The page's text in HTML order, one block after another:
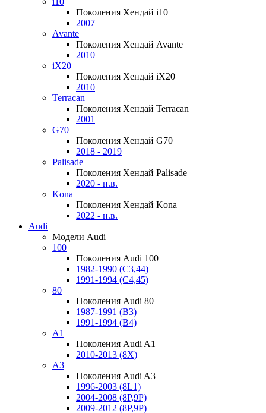
Поколения Хендай i10
2007
Avante
Поколения Хендай Avante
2010
iX20
Поколения Хендай iX20
2010
Terracan
Поколения Хендай Terracan
2001
G70
Поколения Хендай G70
2018 - 2019
Palisade
Поколения Хендай Palisade
2020 - н.в.
Kona
Поколения Хендай Kona
2022 - н.в.
Audi
Модели Audi
100
Поколения Audi 100
1982-1990 (С3,44)
1991-1994 (С4,45)
80
Поколения Audi 80
1987-1991 (B3)
1991-1994 (B4)
A1
Поколения Audi A1
2010-2013 (8X)
A3
Поколения Audi A3
1996-2003 (8L1)
2004-2008 (8P,9P)
2009-2012 (8P,9P)